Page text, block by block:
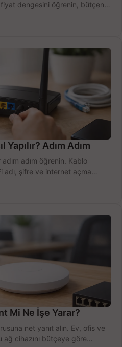
dengesini öğrenin, bütçenizi
Adım Adım
adım adım öğrenin. Kablo
adı, şifre ve internet açma
Mi Ne İşe Yarar?
net yanıt alın. Ev, ofis ve
cihazını bütçeye göre